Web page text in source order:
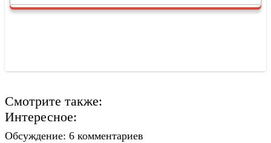
Смотрите также:
Интересное:
Обсуждение: 6 комментариев